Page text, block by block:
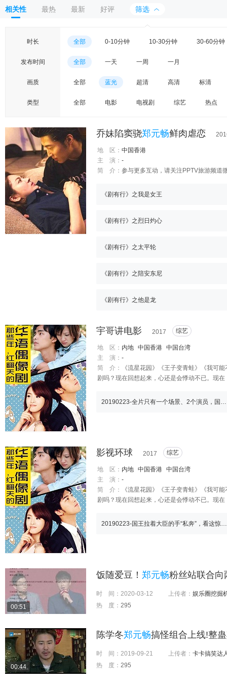
相关性 最热 最新 好评 筛选
时长 全部 0-10分钟 10-30分钟 30-60分钟
发布时间 全部 一天 一周 一月
画质 全部 蓝光 超清 高清 标清
类型 全部 电影 电视剧 综艺 热点
乔妹陷窦骁郑元畅鲜肉虐恋
地 区： 中国香港
主 演： -
简 介： 参与更多互动，请关注PPTV旅游频道
《剧有行》之我是女王
《剧有行》之烈日灼心
《剧有行》之太平轮
《剧有行》之陪安东尼
《剧有行》之他是龙
宇哥讲电影 2017 综艺
地 区： 内地 中国香港 中国台湾
主 演： -
简 介：
《流星花园》《王子变青蛙》《我可
剧吗？现在回想起来，心还是会悸动不已。现
20190223-全片只有一个场景、2个演员，国外多次得奖的冷门电影
影视环球 2017 综艺
地 区： 内地 中国香港 中国台湾
主 演： -
简 介：
《流星花园》《王子变青蛙》《我可
剧吗？现在回想起来，心还是会悸动不已。现
20190223-国王拉着大臣的手“私奔”，看这惊恐的小表情，难以置信
00:51
饭随爱豆！ 郑元畅粉丝站联合向
时 间： 2020-03-12 上传者： 娱乐圈挖掘
热 度： 295
00:44
陈学冬郑元畅搞怪组合上线!整
时 间： 2019-09-21 上传者： 卡卡搞笑达
热 度： 295